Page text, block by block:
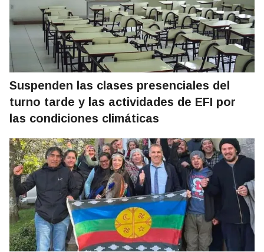
Suspenden las clases presenciales del
turno tarde y las actividades de EFI por
las condiciones climáticas